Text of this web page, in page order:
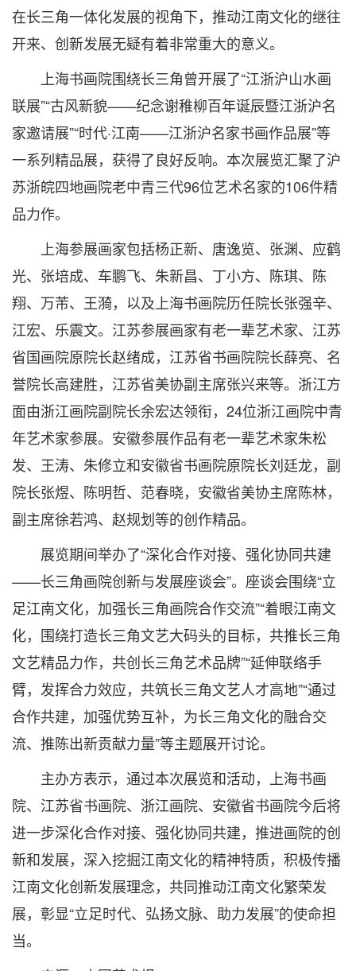
在长三角一体化发展的视角下，推动江南文化的继往
开来、创新发展无疑有着非常重大的意义。
上海书画院围绕长三角曾开展了“江浙沪山水画
联展”“古风新貌——纪念谢稚柳百年诞辰暨江浙沪名
家邀请展”“时代·江南——江浙沪名家书画作品展”等
一系列精品展，获得了良好反响。本次展览汇聚了沪
苏浙皖四地画院老中青三代96位艺术名家的106件精
品力作。
上海参展画家包括杨正新、唐逸览、张渊、应鹤
光、张培成、车鹏飞、朱新昌、丁小方、陈琪、陈
翔、万芾、王漪，以及上海书画院历任院长张强辛、
江宏、乐震文。江苏参展画家有老一辈艺术家、江苏
省国画院原院长赵绪成，江苏省书画院院长薛亮、名
誉院长高建胜，江苏省美协副主席张兴来等。浙江方
面由浙江画院副院长余宏达领衔，24位浙江画院中青
年艺术家参展。安徽参展作品有老一辈艺术家朱松
发、王涛、朱修立和安徽省书画院原院长刘廷龙，副
院长张煜、陈明哲、范春晓，安徽省美协主席陈林，
副主席徐若鸿、赵规划等的创作精品。
展览期间举办了“深化合作对接、强化协同共建
——长三角画院创新与发展座谈会”。座谈会围绕“立
足江南文化，加强长三角画院合作交流”“着眼江南文
化，围绕打造长三角文艺大码头的目标，共推长三角
文艺精品力作，共创长三角艺术品牌”“延伸联络手
臂，发挥合力效应，共筑长三角文艺人才高地”“通过
合作共建，加强优势互补，为长三角文化的融合交
流、推陈出新贡献力量”等主题展开讨论。
主办方表示，通过本次展览和活动，上海书画
院、江苏省书画院、浙江画院、安徽省书画院今后将
进一步深化合作对接、强化协同共建，推进画院的创
新和发展，深入挖掘江南文化的精神特质，积极传播
江南文化创新发展理念，共同推动江南文化繁荣发
展，彰显“立足时代、弘扬文脉、助力发展”的使命担
当。